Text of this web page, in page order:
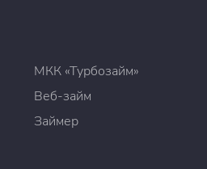
МКК «Турбозайм»
Веб-займ
Займер